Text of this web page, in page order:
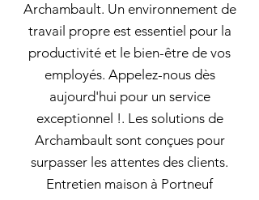
Archambault. Un environnement de
travail propre est essentiel pour la
productivité et le bien-être de vos
employés. Appelez-nous dès
aujourd'hui pour un service
exceptionnel !. Les solutions de
Archambault sont conçues pour
surpasser les attentes des clients.
Entretien maison à Portneuf